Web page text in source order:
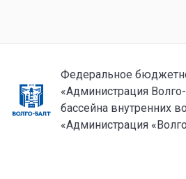
Федеральное
«Администрация
бассейна внутренних
«Администрация